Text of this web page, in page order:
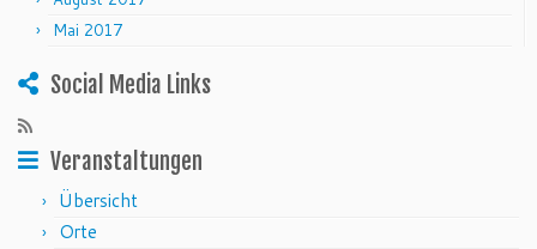
Mai 2017
Social Media Links
Veranstaltungen
Übersicht
Orte